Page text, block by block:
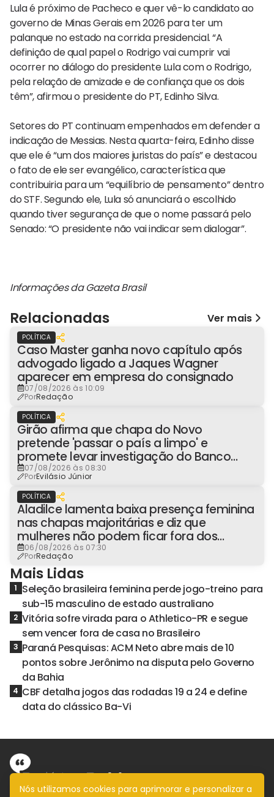
Lula é próximo de Pacheco e quer vê-lo candidato ao
governo de Minas Gerais em 2026 para ter um
palanque no estado na corrida presidencial. “A
definição de qual papel o Rodrigo vai cumprir vai
ocorrer no diálogo do presidente Lula com o Rodrigo,
pela relação de amizade e de confiança que os dois
têm”, afirmou o presidente do PT, Edinho Silva.
Setores do PT continuam empenhados em defender a
indicação de Messias. Nesta quarta-feira, Edinho disse
que ele é “um dos maiores juristas do país” e destacou
o fato de ele ser evangélico, característica que
contribuiria para um “equilíbrio de pensamento” dentro
do STF. Segundo ele, Lula só anunciará o escolhido
quando tiver segurança de que o nome passará pelo
Senado: “O presidente não vai indicar sem dialogar”.
Informações da Gazeta Brasil
Relacionadas Ver mais
POLÍTICA
Caso Master ganha novo capítulo após
advogado ligado a Jaques Wagner
aparecer em empresa do consignado
07/08/2026 às 10:09
PorRedação
POLÍTICA
Girão afirma que chapa do Novo
pretende 'passar o país a limpo' e
promete levar investigação do Banco
Master à Presidência
07/08/2026 às 08:30
PorEvilásio Júnior
POLÍTICA
Aladilce lamenta baixa presença feminina
nas chapas majoritárias e diz que
mulheres não podem ficar fora dos
espaços de poder
06/08/2026 às 07:30
PorRedação
Mais Lidas
1 Seleção brasileira feminina perde jogo-treino para
sub-15 masculino de estado australiano
2 Vitória sofre virada para o Athletico-PR e segue
sem vencer fora de casa no Brasileiro
3 Paraná Pesquisas: ACM Neto abre mais de 10
pontos sobre Jerônimo na disputa pelo Governo
da Bahia
4 CBF detalha jogos das rodadas 19 a 24 e define
data do clássico Ba-Vi
Nós utilizamos cookies para aprimorar e personalizar a